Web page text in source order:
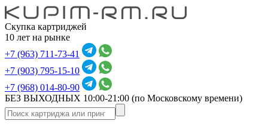
Скупка картриджей
10 лет на рынке
+7 (963) 711-73-41
+7 (903) 795-15-10
+7 (968) 014-80-90
БЕЗ ВЫХОДНЫХ 10:00-21:00 (по Московскому времени)